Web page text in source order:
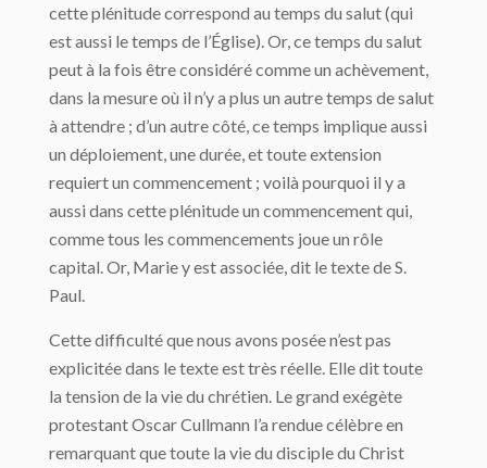
cette plénitude correspond au temps du salut (qui
est aussi le temps de l’Église). Or, ce temps du salut
peut à la fois être considéré comme un achèvement,
dans la mesure où il n’y a plus un autre temps de salut
à attendre ; d’un autre côté, ce temps implique aussi
un déploiement, une durée, et toute extension
requiert un commencement ; voilà pourquoi il y a
aussi dans cette plénitude un commencement qui,
comme tous les commencements joue un rôle
capital. Or, Marie y est associée, dit le texte de S.
Paul.
Cette difficulté que nous avons posée n’est pas
explicitée dans le texte est très réelle. Elle dit toute
la tension de la vie du chrétien. Le grand exégète
protestant Oscar Cullmann l’a rendue célèbre en
remarquant que toute la vie du disciple du Christ